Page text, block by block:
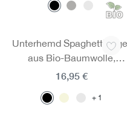
Unterhemd
aus Bio-Baumwolle,
Fairtrade
1
16,95 €